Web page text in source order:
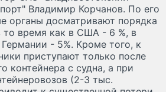
Владимир Корчанов. По его
органы досматривают порядка
то время как в США - 6 %, в
- 5%. Кроме того, к
приступают только после
контейнера с судна, а при
(2-3 тыс.